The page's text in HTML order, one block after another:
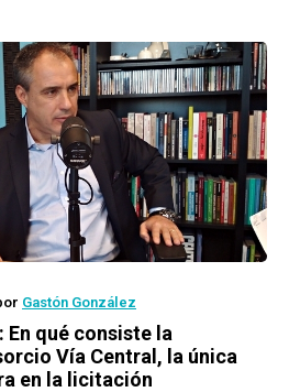
Gastón González
qué consiste la
Vía Central, la única
en la licitación